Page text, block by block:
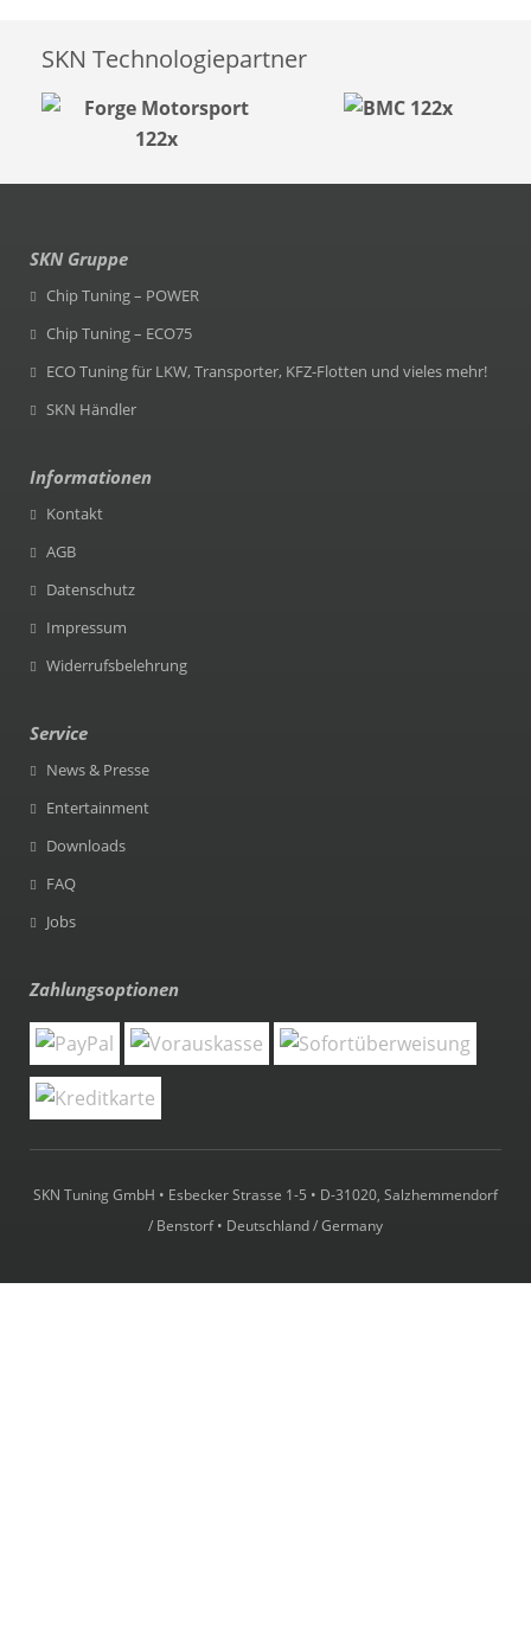
SKN Technologiepartner
SKN Gruppe
Chip Tuning – POWER
Chip Tuning – ECO75
ECO Tuning für LKW, Transporter, KFZ-Flotten und vieles mehr!
SKN Händler
Informationen
Kontakt
AGB
Datenschutz
Impressum
Widerrufsbelehrung
Service
News & Presse
Entertainment
Downloads
FAQ
Jobs
Zahlungsoptionen
SKN Tuning GmbH • Esbecker Strasse 1-5 • D-31020, Salzhemmendorf
/ Benstorf • Deutschland / Germany